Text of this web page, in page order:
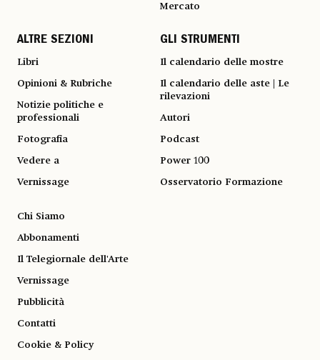
Mercato
ALTRE SEZIONI
Libri
Opinioni & Rubriche
Notizie politiche e
professionali
Fotografia
Vedere a
Vernissage
GLI STRUMENTI
Il calendario delle mostre
Il calendario delle aste | Le
rilevazioni
Autori
Podcast
Power 100
Osservatorio Formazione
Chi Siamo
Abbonamenti
Il Telegiornale dell'Arte
Vernissage
Pubblicità
Contatti
Cookie & Policy